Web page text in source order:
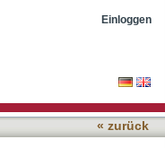
Einloggen
« zurück